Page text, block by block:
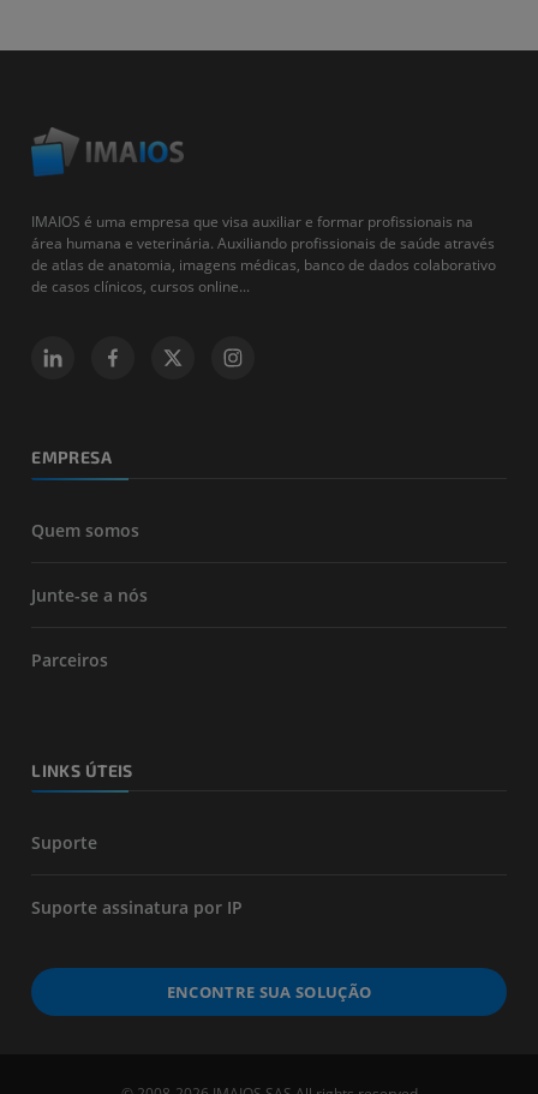
IMAIOS é uma empresa que visa auxiliar e formar profissionais na
área humana e veterinária. Auxiliando profissionais de saúde através
de atlas de anatomia, imagens médicas, banco de dados colaborativo
de casos clínicos, cursos online...
EMPRESA
Quem somos
Junte-se a nós
Parceiros
LINKS ÚTEIS
Suporte
Suporte assinatura por IP
ENCONTRE SUA SOLUÇÃO